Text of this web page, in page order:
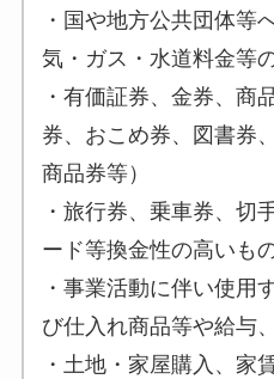
・国や地方公共団体等
気・ガス・水道料金等
・有価証券、金券、商
券、おこめ券、図書券
商品券等）
・旅行券、乗車券、切
ード等換金性の高いも
・事業活動に伴い使用
び仕入れ商品等や給与
・土地・家屋購入、家